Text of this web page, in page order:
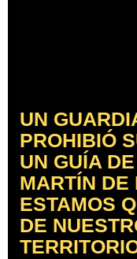
UN
PROHIBIÓ
UN GUÍA
MARTÍN DE
ESTAMOS
DE